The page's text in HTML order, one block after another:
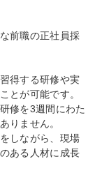
前職の正社員採
得する研修や実
とが可能です。
修を3週間にわた
りません。
しながら、現場
ある人材に成長